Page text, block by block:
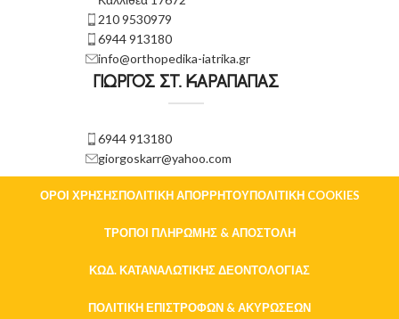
210 9530979
6944 913180
info@orthopedika-iatrika.gr
ΓΙΩΡΓΟΣ ΣΤ. ΚΑΡΑΠΑΠΑΣ
6944 913180
giorgoskarr@yahoo.com
ΌΡΟΙ ΧΡΉΣΗΣΠΟΛΙΤΙΚΉ ΑΠΟΡΡΉΤΟΥΠΟΛΙΤΙΚΉ COOKIES
ΤΡΌΠΟΙ ΠΛΗΡΩΜΉΣ & ΑΠΟΣΤΟΛΉ
ΚΏΔ. ΚΑΤΑΝΑΛΩΤΙΚΉΣ ΔΕΟΝΤΟΛΟΓΊΑΣ
ΠΟΛΙΤΙΚΉ ΕΠΙΣΤΡΟΦΏΝ & ΑΚΥΡΏΣΕΩΝ